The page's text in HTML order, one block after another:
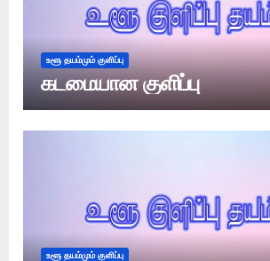
உளூ தயம்மும் குளிப்பு
கடமையான குளிப்பு
உளூ தயம்மும் குளிப்பு